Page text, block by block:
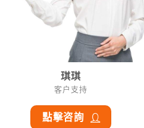
琪琪
客户支持
點擊咨詢